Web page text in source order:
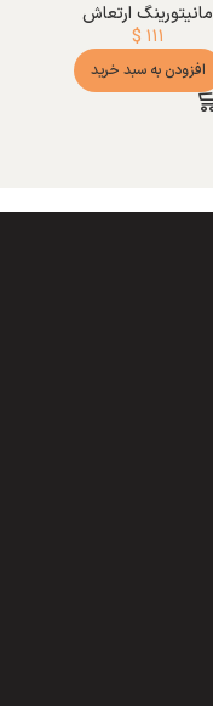
مانیتورینگ ارتعاش
$ ۱۱۱
افزودن به سبد خرید